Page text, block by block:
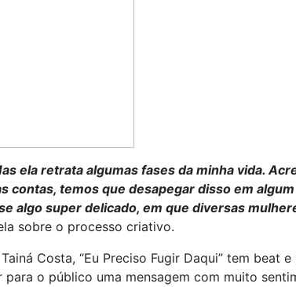
ela retrata algumas fases da minha vida.
contas, temos que desapegar disso em
algo super delicado, em que diversas
sobre o processo criativo.
Costa, “Eu Preciso Fugir Daqui” tem beat
o público uma mensagem com muito